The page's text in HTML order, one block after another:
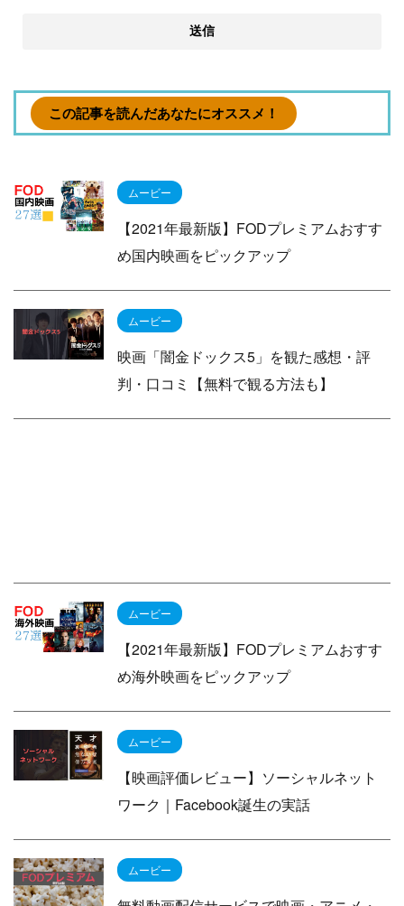
この記事を読んだあなたにオススメ！
ムービー
【2021年最新版】FODプレミアムおすす
め国内映画をピックアップ
ムービー
映画「闇金ドックス5」を観た感想・評
判・口コミ【無料で観る方法も】
ムービー
【2021年最新版】FODプレミアムおすす
め海外映画をピックアップ
ムービー
【映画評価レビュー】ソーシャルネット
ワーク｜Facebook誕生の実話
ムービー